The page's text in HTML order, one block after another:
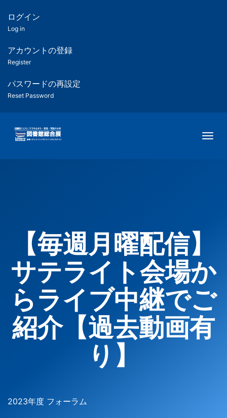
ツ
匿
名
ユ
ー
ー
用
メ
ログイン
Log in
アカウントの登録
Register
パスワードの再設定
Reset Password
【毎週月曜配信】
サテライト会場か
らライブ中継でご
紹介【過去動画有
り】
2023年度 フォーラム